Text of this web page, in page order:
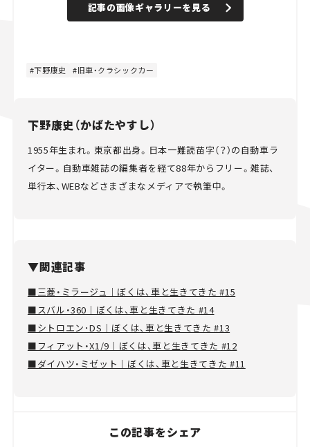
記事の画像ギャラリーを見る
下野康史 旧車・クラシックカー
下野康史（かばたやすし）
1955年生まれ。東京都出身。日本一難読苗字（？）の自動車ラ
イター。自動車雑誌の編集者を経て88年からフリー。雑誌、
単行本、WEBなどさまざまなメディアで執筆中。
▼関連記事
■三菱・ミラージュ｜ぼくは、車と生きてきた #15
■スバル・360｜ぼくは、車と生きてきた #14
■シトロエン･DS｜ぼくは、車と生きてきた #13
■フィアット・X1/9｜ぼくは、車と生きてきた #12
■ダイハツ・ミゼット｜ぼくは、車と生きてきた #11
この記事をシェア